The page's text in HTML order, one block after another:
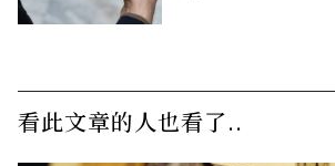
看此文章的人也看了..